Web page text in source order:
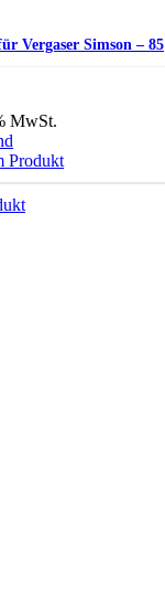
Vergaser Simson – 85
MwSt.
Produkt